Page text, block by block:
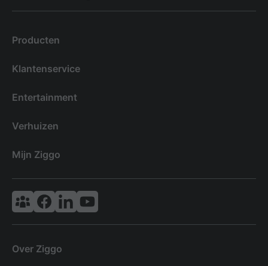
Producten
Klantenservice
Entertainment
Verhuizen
Mijn Ziggo
Vodafone & Ziggo Community
Ziggo Facebook
VodafoneZiggo LinkedIn
Ziggo YouTube
Over Ziggo